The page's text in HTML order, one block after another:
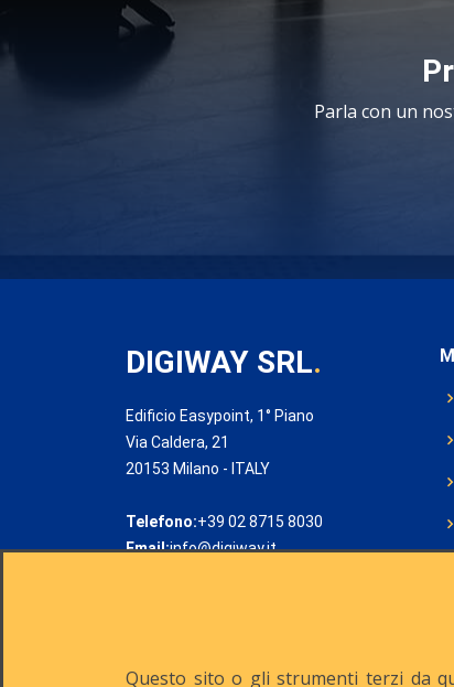
Parla con un
DIGIWAY SRL.
Edificio Easypoint, 1° Piano
Via Caldera, 21
20153 Milano - ITALY
Telefono:+39 02 8715 8030
Email:info@digiway.it
Questo sito o gli strumenti terzi da